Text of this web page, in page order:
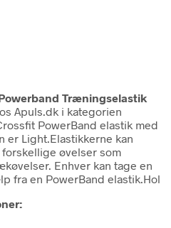
Træningselastik
Apuls.dk i kategorien
PowerBand elastik med
er Light.Elastikkerne kan
øvelser som
Enhver kan tage en
fra en PowerBand elastik.Hol